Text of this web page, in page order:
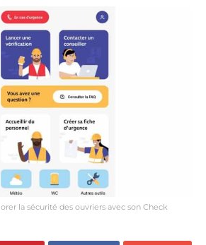
la sécurité des ouvriers avec son Check